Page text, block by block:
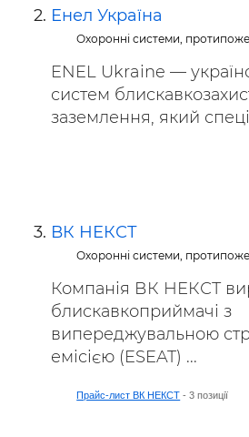
Енел Україна
Охоронні системи,
ENEL Ukraine —
систем
заземлення, який
ВК НЕКСТ
Охоронні системи,
Компанія ВК НЕКСТ
блискавкоприймачі з
випереджувальною
емісією (ESEAT) ...
Прайс-лист ВК НЕКСТ - 3 позиції